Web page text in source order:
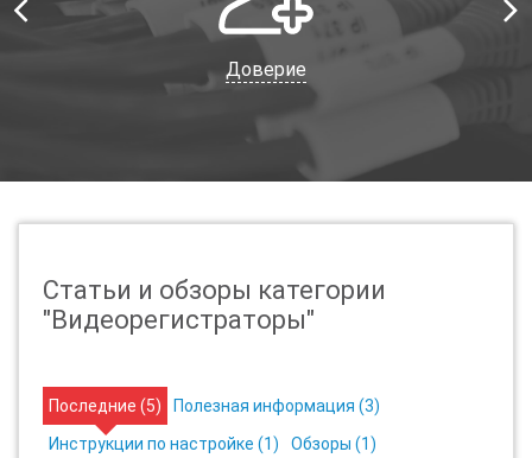
Доверие
Статьи и обзоры категории
"Видеорегистраторы"
Последние (5) Полезная информация (3)
Инструкции по настройке (1) Обзоры (1)